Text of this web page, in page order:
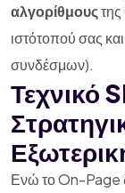
αλγορίθμους
ιστότοπού σας
συνδέσμων).
Τεχνικό
Ενώ το On-Page